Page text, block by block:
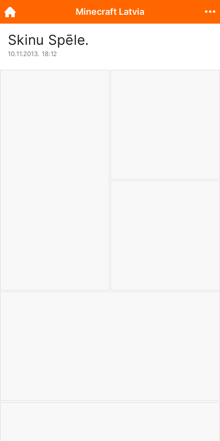
Skinu Spēle.
10.11.2013. 18:12
Minecraft Latvia